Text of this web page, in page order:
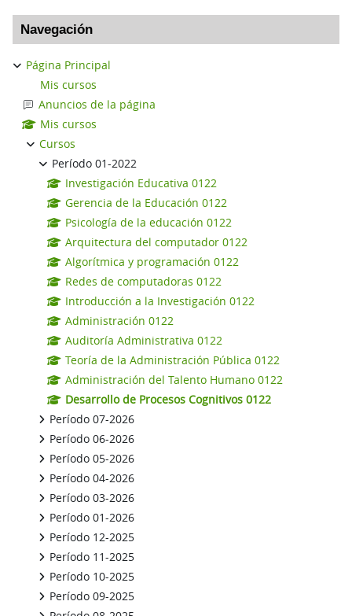
Bloques
Navegación
Página Principal
Mis cursos
Anuncios de la página
Mis cursos
Cursos
Período 01-2022
Investigación Educativa 0122
Gerencia de la Educación 0122
Psicología de la educación 0122
Arquitectura del computador 0122
Algorítmica y programación 0122
Redes de computadoras 0122
Introducción a la Investigación 0122
Administración 0122
Auditoría Administrativa 0122
Teoría de la Administración Pública 0122
Administración del Talento Humano 0122
Desarrollo de Procesos Cognitivos 0122
Período 07-2026
Período 06-2026
Período 05-2026
Período 04-2026
Período 03-2026
Período 01-2026
Período 12-2025
Período 11-2025
Período 10-2025
Período 09-2025